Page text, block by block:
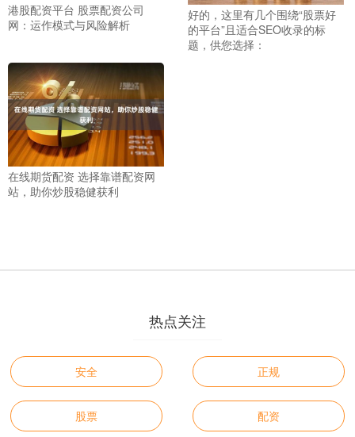
港股配资平台 股票配资公司
网：运作模式与风险解析
好的，这里有几个围绕“股票好
的平台”且适合SEO收录的标
题，供您选择：
在线期货配资 选择靠谱配资网
站，助你炒股稳健获利
热点关注
安全 正规
股票 配资